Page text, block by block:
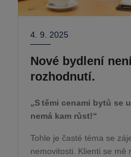
4. 9. 2025
Nové bydlení
rozhodnutí.
„S těmi cenami bytů se
nemá kam růst!“
Tohle je časté téma se
nemovitosti.
Klienti se mě